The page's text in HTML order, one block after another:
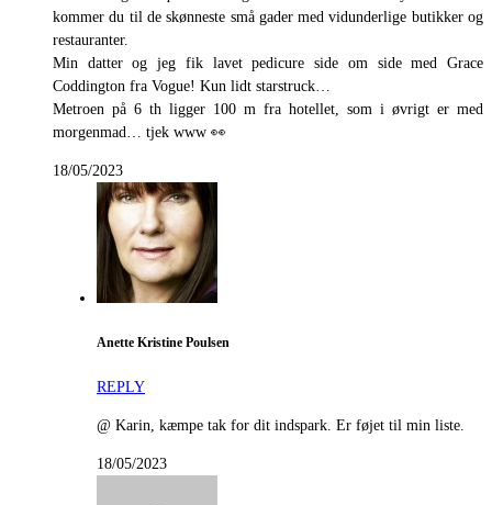
kommer du til de skønneste små gader med vidunderlige butikker og
restauranter.
Min datter og jeg fik lavet pedicure side om side med Grace
Coddington fra Vogue! Kun lidt starstruck…
Metroen på 6 th ligger 100 m fra hotellet, som i øvrigt er med
morgenmad… tjek www 👀
18/05/2023
Anette Kristine Poulsen
REPLY
@ Karin, kæmpe tak for dit indspark. Er føjet til min liste.
18/05/2023